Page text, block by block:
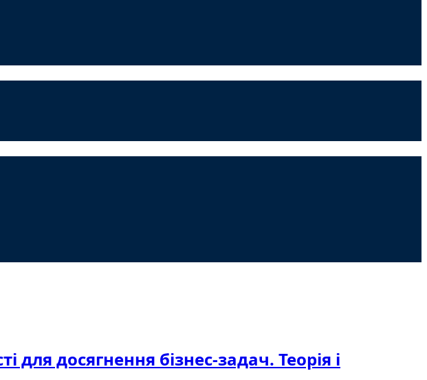
для досягнення бізнес-задач. Теорія і